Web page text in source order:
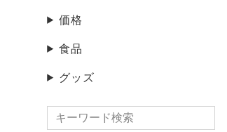
価格
食品
グッズ